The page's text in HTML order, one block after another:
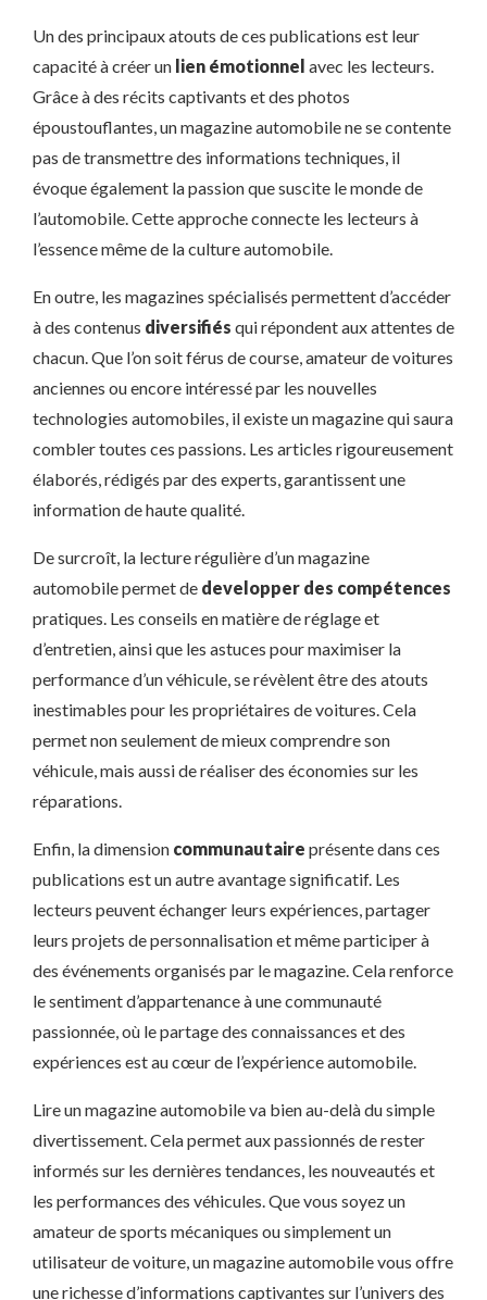
Un des principaux atouts de ces publications est leur
capacité à créer un lien émotionnel avec les lecteurs.
Grâce à des récits captivants et des photos
époustouflantes, un magazine automobile ne se contente
pas de transmettre des informations techniques, il
évoque également la passion que suscite le monde de
l’automobile. Cette approche connecte les lecteurs à
l’essence même de la culture automobile.
En outre, les magazines spécialisés permettent d’accéder
à des contenus diversifiés qui répondent aux attentes de
chacun. Que l’on soit férus de course, amateur de voitures
anciennes ou encore intéressé par les nouvelles
technologies automobiles, il existe un magazine qui saura
combler toutes ces passions. Les articles rigoureusement
élaborés, rédigés par des experts, garantissent une
information de haute qualité.
De surcroît, la lecture régulière d’un magazine
automobile permet de developper des compétences
pratiques. Les conseils en matière de réglage et
d’entretien, ainsi que les astuces pour maximiser la
performance d’un véhicule, se révèlent être des atouts
inestimables pour les propriétaires de voitures. Cela
permet non seulement de mieux comprendre son
véhicule, mais aussi de réaliser des économies sur les
réparations.
Enfin, la dimension communautaire présente dans ces
publications est un autre avantage significatif. Les
lecteurs peuvent échanger leurs expériences, partager
leurs projets de personnalisation et même participer à
des événements organisés par le magazine. Cela renforce
le sentiment d’appartenance à une communauté
passionnée, où le partage des connaissances et des
expériences est au cœur de l’expérience automobile.
Lire un magazine automobile va bien au-delà du simple
divertissement. Cela permet aux passionnés de rester
informés sur les dernières tendances, les nouveautés et
les performances des véhicules. Que vous soyez un
amateur de sports mécaniques ou simplement un
utilisateur de voiture, un magazine automobile vous offre
une richesse d’informations captivantes sur l’univers des